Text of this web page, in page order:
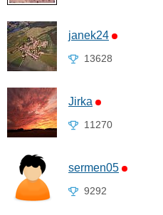
janek24
13628
Jirka
11270
sermen05
9292